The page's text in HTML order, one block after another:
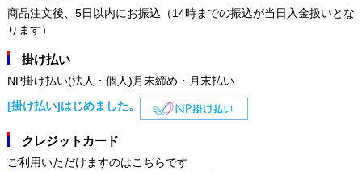
商品注文後、5日以内にお振込（14時までの振込が当日入金扱いとな
ります）
掛け払い
NP掛け払い(法人・個人)月末締め・月末払い
[掛け払い]はじめました。
クレジットカード
ご利用いただけますのはこちらです